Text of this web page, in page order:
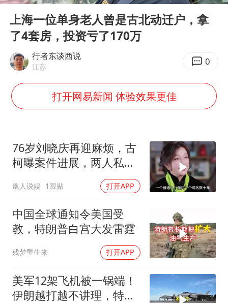
演员秦焰去世 曾出演《狂飙》
三预警齐发 11个省份有大到暴雨
大疆错失宇树
周星驰妈妈现身香港首映礼
“还不如不放假”
从科技创新看开局起步的时与势
Play
上海一位单身老人曾是古北动迁户，拿
了4套房，投资亏了170万
行者东谈西说
江苏 0
打开网易新闻 体验效果更佳
76岁刘晓庆再迎麻烦，古
柯曝案件进展，两人私密
豫人说娱 1跟贴 打开APP
中国全球通知令美国受
教，特朗普白宫大发雷霆
残梦重生来 打开APP
美军12架飞机被一锅端！
伊朗越打越不讲理，特朗